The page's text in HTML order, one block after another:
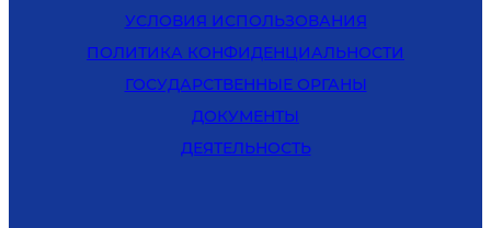
УСЛОВИЯ ИСПОЛЬЗОВАНИЯ
ПОЛИТИКА КОНФИДЕНЦИАЛЬНОСТИ
ГОСУДАРСТВЕННЫЕ ОРГАНЫ
ДОКУМЕНТЫ
ДЕЯТЕЛЬНОСТЬ